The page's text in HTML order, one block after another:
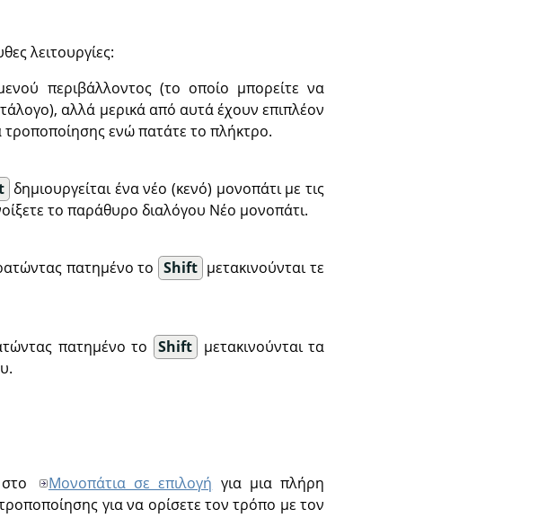
λειτουργίες:
περιβάλλοντος (το οποίο μπορείτε να
αλλά μερικά από αυτά έχουν επιπλέον
τροποποίησης ενώ πατάτε το πλήκτρο.
δημιουργείται ένα νέο (κενό) μονοπάτι με τις
το παράθυρο διαλόγου Νέο μονοπάτι.
πατημένο το Shift μετακινούνται τε
πατημένο το Shift
μετακινούνται τα
Μονοπάτια σε επιλογή για μια πλήρη
για να ορίσετε τον τρόπο με τον